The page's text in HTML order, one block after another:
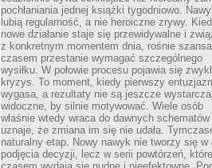
pochłaniania jednej książki tygodniowo.
lubią regularność, a nie heroiczne zrywy.
nowe działanie staje się przewidywalne i
z konkretnym momentem dnia, rośnie
czasem przestanie wymagać szczególnego
wysiłku. W połowie procesu pojawia się
kryzys. To moment, kiedy pierwszy
wygasa, a rezultaty nie są jeszcze
widoczne, by silnie motywować. Wiele osób
właśnie wtedy wraca do dawnych schematów
uznaje, że zmiana im się nie udała.
naturalny etap. Nowy nawyk nie tworzy się w
podjęcia decyzji, lecz w serii powtórzeń, które